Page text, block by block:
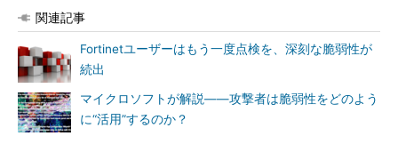
関連記事
Fortinetユーザーはもう一度点検を、深刻な脆弱性が
続出
マイクロソフトが解説――攻撃者は脆弱性をどのよう
に“活用”するのか？